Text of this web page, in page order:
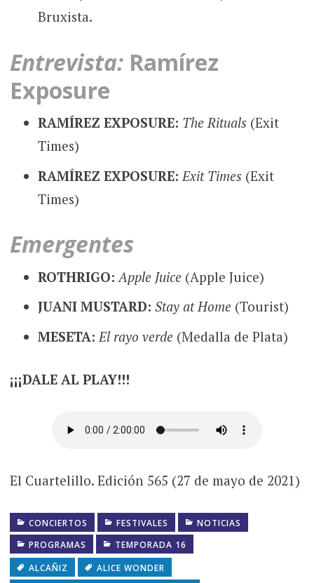
Bruxista.
Entrevista:Ramírez
Exposure
RAMÍREZ EXPOSURE: The Rituals(Exit
Times)
RAMÍREZ EXPOSURE: Exit Times(Exit
Times)
Emergentes
ROTHRIGO: Apple Juice(Apple Juice)
JUANI MUSTARD: Stay at Home(Tourist)
MESETA: El rayo verde(Medalla de Plata)
¡¡¡DALE AL PLAY!!!
El Cuartelillo. Edición 565 (27 de mayo de 2021)
CONCIERTOS FESTIVALES
NOTICIAS
PROGRAMAS
TEMPORADA 16
ALCAÑIZ
ALICE WONDER